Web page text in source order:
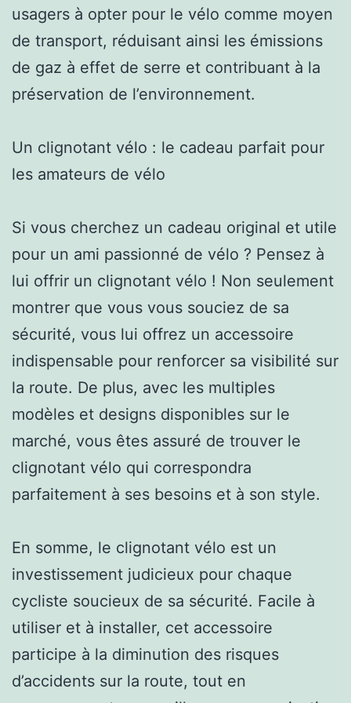
usagers à opter pour le vélo comme moyen
de transport, réduisant ainsi les émissions
de gaz à effet de serre et contribuant à la
préservation de l’environnement.
Un clignotant vélo : le cadeau parfait pour
les amateurs de vélo
Si vous cherchez un cadeau original et utile
pour un ami passionné de vélo ? Pensez à
lui offrir un clignotant vélo ! Non seulement
montrer que vous vous souciez de sa
sécurité, vous lui offrez un accessoire
indispensable pour renforcer sa visibilité sur
la route. De plus, avec les multiples
modèles et designs disponibles sur le
marché, vous êtes assuré de trouver le
clignotant vélo qui correspondra
parfaitement à ses besoins et à son style.
En somme, le clignotant vélo est un
investissement judicieux pour chaque
cycliste soucieux de sa sécurité. Facile à
utiliser et à installer, cet accessoire
participe à la diminution des risques
d’accidents sur la route, tout en